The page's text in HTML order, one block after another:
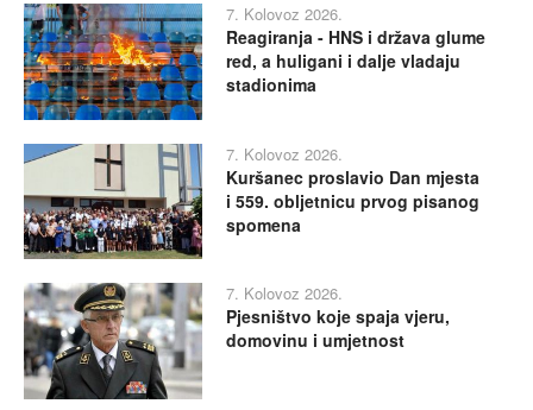
7. Kolovoz 2026.
Reagiranja - HNS i država glume
red, a huligani i dalje vladaju
stadionima
7. Kolovoz 2026.
Kuršanec proslavio Dan mjesta
i 559. obljetnicu prvog pisanog
spomena
7. Kolovoz 2026.
Pjesništvo koje spaja vjeru,
domovinu i umjetnost